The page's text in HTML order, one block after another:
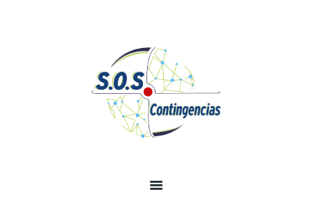
INICIO
SOBRE NOSOTROS
SERVICIOS
TECNOLOGÍA SEGURIDAD